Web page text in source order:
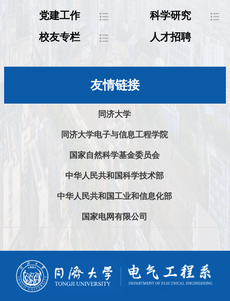
党建工作
科学研究
校友专栏
人才招聘
友情链接
同济大学
同济大学电子与信息工程学院
国家自然科学基金委员会
中华人民共和国科学技术部
中华人民共和国工业和信息化部
国家电网有限公司